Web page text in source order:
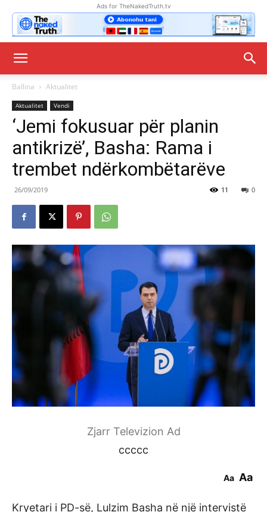
Ads for TheNakedTruth.tv
Ballina Aktualitet
Aktualitet Vendi
‘Jemi fokusuar për planin
antikrizë’, Basha: Rama i
trembet ndërkombëtarëve
26/09/2019 0
11
Zjarr Televizion Ad
ccccc
Aa Aa
Kryetari i PD-së, Lulzim Basha në një intervistë